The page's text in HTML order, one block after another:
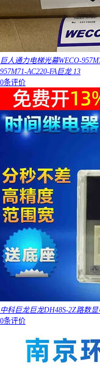
巨人通力电梯光幕WECO-
957M71-AC220-FA巨龙 13
0条评价
中科巨龙巨龙DH48S-2Z路数
0条评价